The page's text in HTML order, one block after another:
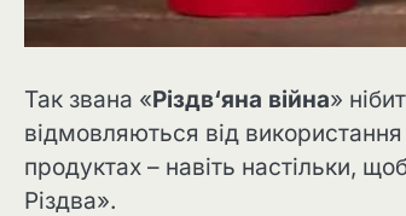
Так звана «Різдв‘яна війна»
відмовляються від використання
продуктах – навіть настільки,
Різдва».